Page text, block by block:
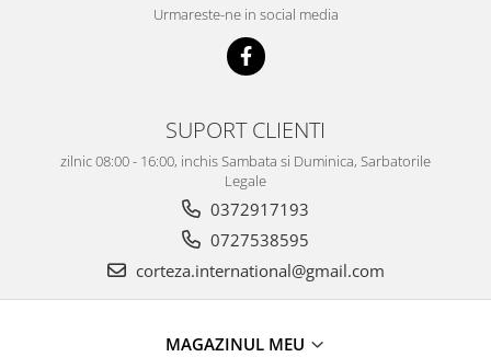
Urmareste-ne in social media
SUPORT CLIENTI
zilnic 08:00 - 16:00, inchis Sambata si Duminica, Sarbatorile
Legale
0372917193
0727538595
corteza.international@gmail.com
MAGAZINUL MEU